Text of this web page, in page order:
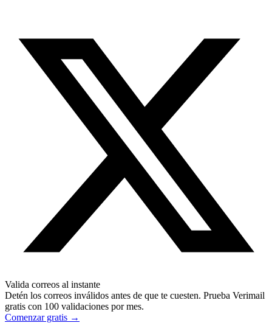
Valida correos al instante
Detén los correos inválidos antes de que te cuesten. Prueba Verimail
gratis con 100 validaciones por mes.
Comenzar gratis →